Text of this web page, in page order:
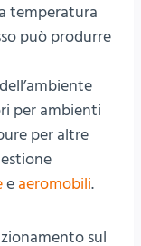
temperatura
può produrre
dell’ambiente
per ambienti
per altre
eaeromobili.
sul